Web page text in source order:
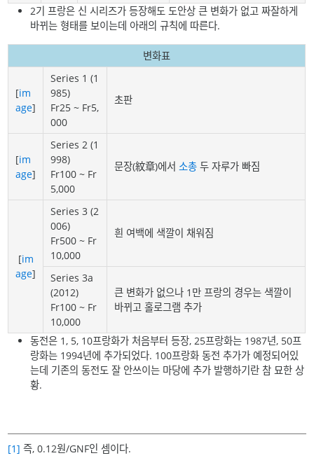
2기 프랑은 신 시리즈가 등장해도 도안상 큰 변화가 없고 짜잘하게
바뀌는 형태를 보이는데 아래의 규칙에 따른다.
변화표
[im
age]
Series 1 (1
985)
Fr25 ~ Fr5,
000
초판
[im
age]
Series 2 (1
998)
Fr100 ~ Fr
5,000
문장(紋章)에서소총 두 자루가 빠짐
[im
age]
Series 3 (2
006)
Fr500 ~ Fr
10,000
흰 여백에 색깔이 채워짐
Series 3a
(2012)
Fr100 ~ Fr
10,000
큰 변화가 없으나 1만 프랑의 경우는 색깔이
바뀌고 홀로그램 추가
동전은 1, 5, 10프랑화가 처음부터 등장, 25프랑화는 1987년, 50프
랑화는 1994년에 추가되었다. 100프랑화 동전 추가가 예정되어있
는데 기존의 동전도 잘 안쓰이는 마당에 추가 발행하기란 참 묘한 상
황.
[1] 즉, 0.12원/GNF인 셈이다.